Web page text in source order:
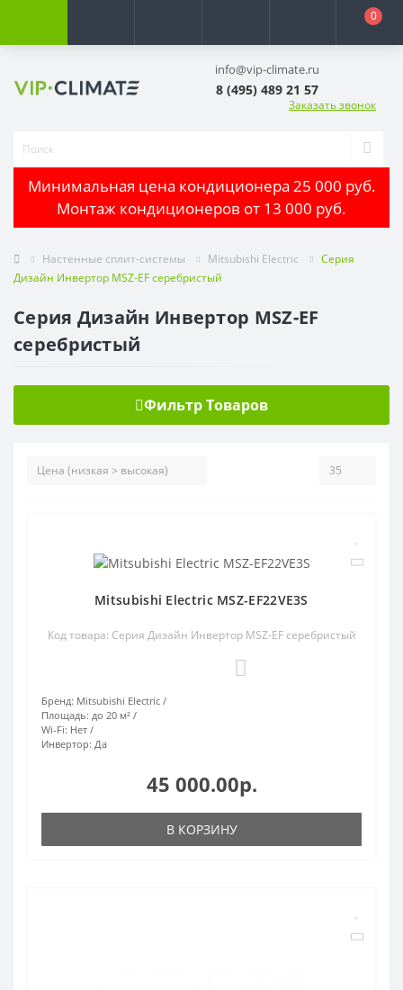
0
info@vip-climate.ru
8 (495) 489 21 57
Заказать звонок
Минимальная цена кондиционера 25 000 руб.
Монтаж кондиционеров от 13 000 руб.
Настенные сплит-системы Mitsubishi Electric
Серия
Дизайн Инвертор MSZ-EF серебристый
Серия Дизайн Инвертор MSZ-EF
серебристый
Фильтр Товаров
Mitsubishi Electric MSZ-EF22VE3S
Код товара: Серия Дизайн Инвертор MSZ-EF серебристый
Бренд: Mitsubishi Electric
Площадь: до 20 м²
Wi-Fi: Нет
Инвертор: Да
45 000.00р.
В КОРЗИНУ